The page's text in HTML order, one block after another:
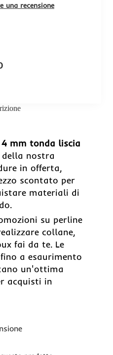
una recensione
mm tonda liscia
nostra
in offerta,
scontato per
materiali di
su perline
collane,
fai da te. Le
a esaurimento
un'ottima
acquisti in